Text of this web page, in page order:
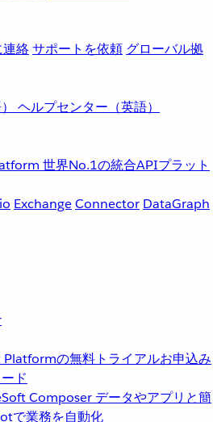
絡サポートを依頼 グローバル拠
ヘルプセンター（英語）
世界No.1の統合APIプラット
ExchangeConnector DataGraph
の無料トライアルお申込み
ド
Composer データやアプリと簡
で業務を自動化